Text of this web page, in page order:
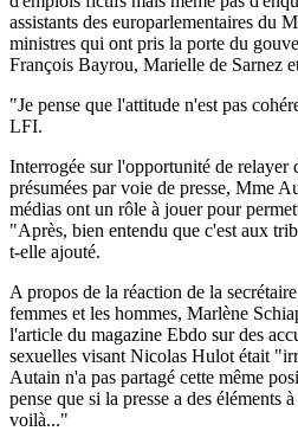
assistants des europarlementaires du
ministres qui ont pris la porte du
François Bayrou, Marielle de Sarnez
"Je pense que l'attitude n'est pas
LFI.
Interrogée sur l'opportunité de relayer
présumées par voie de presse, Mme
médias ont un rôle à jouer pour
"Après, bien entendu que c'est aux
t-elle ajouté.
A propos de la réaction de la
femmes et les hommes, Marlène
l'article du magazine Ebdo sur des
sexuelles visant Nicolas Hulot était
Autain n'a pas partagé cette même
pense que si la presse a des éléments
voilà..."